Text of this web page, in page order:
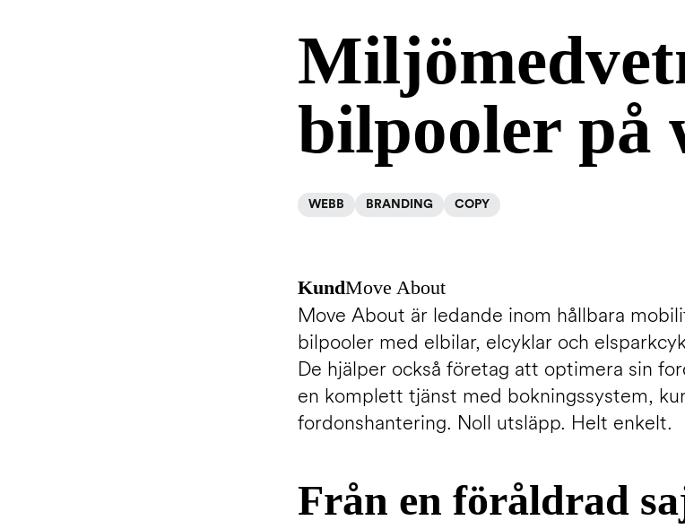
bilpooler på
WEBB BRANDING COPY
KundMove About
Move About är ledande inom hållbara
bilpooler med elbilar, elcyklar och
De hjälper också företag att optimera sin
en komplett tjänst med bokningssystem,
fordonshantering. Noll utsläpp. Helt enkelt.
Från en föråldrad